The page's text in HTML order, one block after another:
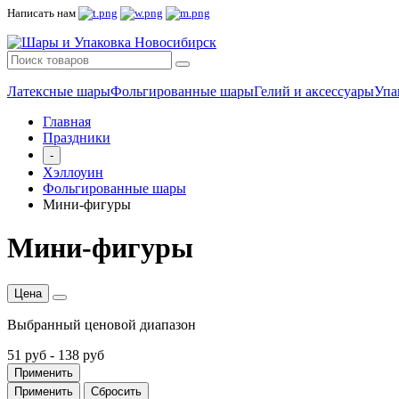
Написать нам
Латексные шарыФольгированные шарыГелий и аксессуары
Главная
Праздники
-
Хэллоуин
Фольгированные шары
Мини-фигуры
Мини-фигуры
Цена
Выбранный ценовой диапазон
51 руб - 138 руб
Применить
Применить
Сбросить